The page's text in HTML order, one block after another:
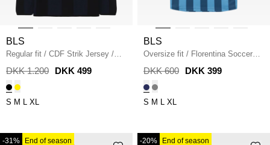
BLS
Regular fit / CDF Strik Jersey /
BLACK
DKK 1.200 DKK 499
S M L XL
BLS
Oversize fit / Florentina Soccer
Jersey / NAVY
DKK 600 DKK 399
S M L XL
-31% End of season -20% End of season